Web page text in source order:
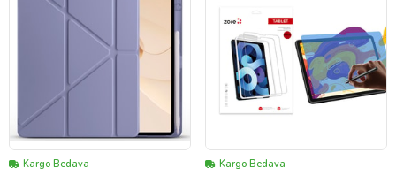
Kargo Bedava Kargo Bedava